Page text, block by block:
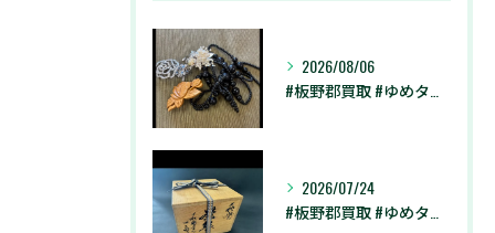
2026/08/06
2026/07/24